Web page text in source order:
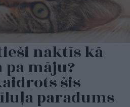
naktīs kā
māju?
šis
paradums